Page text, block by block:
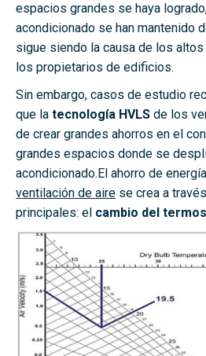
espacios grandes se haya
acondicionado se han mantenido
sigue siendo la causa de los
los propietarios de edificios.
Sin embargo, casos de estudio
que la tecnología HVLS de los
de crear grandes ahorros en el
grandes espacios donde se
acondicionado.El ahorro de
ventilación de aire se crea a
principales: el cambio del